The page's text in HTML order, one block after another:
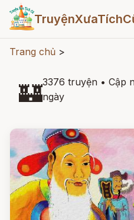
Trang chủ >
🏰3376 truyện • Cập
ngày